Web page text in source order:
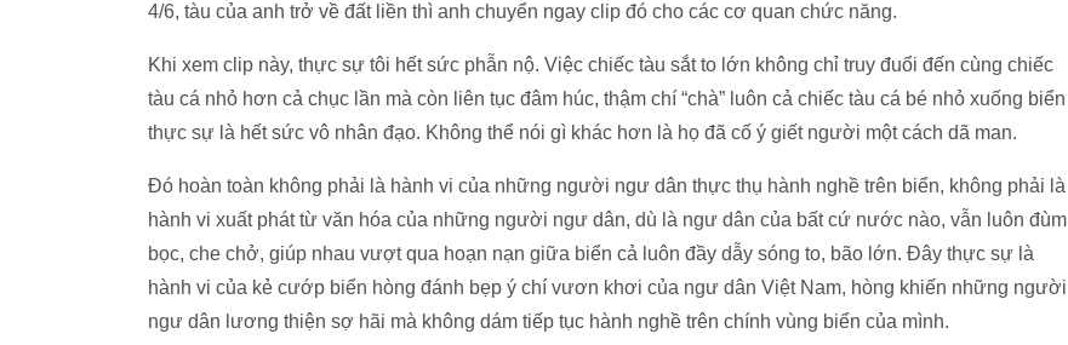
4/6, tàu của anh trở về đất liền thì anh chuyển ngay clip đó cho các cơ quan chức năng.
Khi xem clip này, thực sự tôi hết sức phẫn nộ. Việc chiếc tàu sắt to lớn không chỉ truy đuổi đến cùng chiếc
tàu cá nhỏ hơn cả chục lần mà còn liên tục đâm húc, thậm chí “chà” luôn cả chiếc tàu cá bé nhỏ xuống biển
thực sự là hết sức vô nhân đạo. Không thể nói gì khác hơn là họ đã cố ý giết người một cách dã man.
Đó hoàn toàn không phải là hành vi của những người ngư dân thực thụ hành nghề trên biển, không phải là
hành vi xuất phát từ văn hóa của những người ngư dân, dù là ngư dân của bất cứ nước nào, vẫn luôn đùm
bọc, che chở, giúp nhau vượt qua hoạn nạn giữa biển cả luôn đầy dẫy sóng to, bão lớn. Đây thực sự là
hành vi của kẻ cướp biển hòng đánh bẹp ý chí vươn khơi của ngư dân Việt Nam, hòng khiến những người
ngư dân lương thiện sợ hãi mà không dám tiếp tục hành nghề trên chính vùng biển của mình.